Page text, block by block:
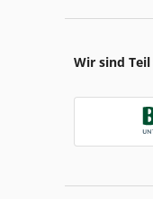
Wir sind